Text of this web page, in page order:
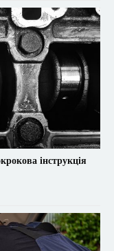
інструкція